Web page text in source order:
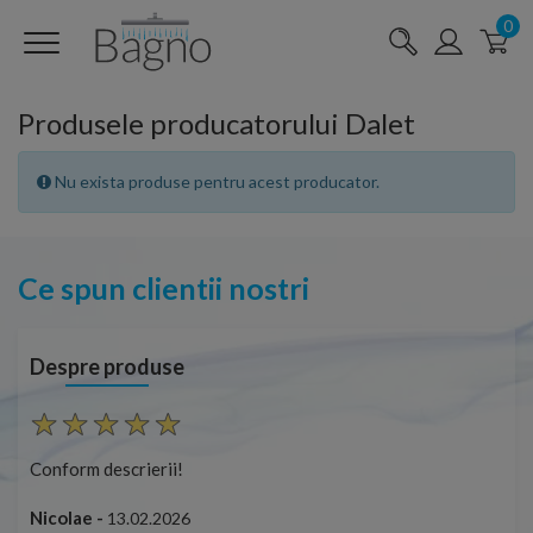
0
Produsele producatorului Dalet
Nu exista produse pentru acest producator.
Ce spun clientii nostri
Despre produse
Conform descrierii!
Nicolae - 13.02.2026